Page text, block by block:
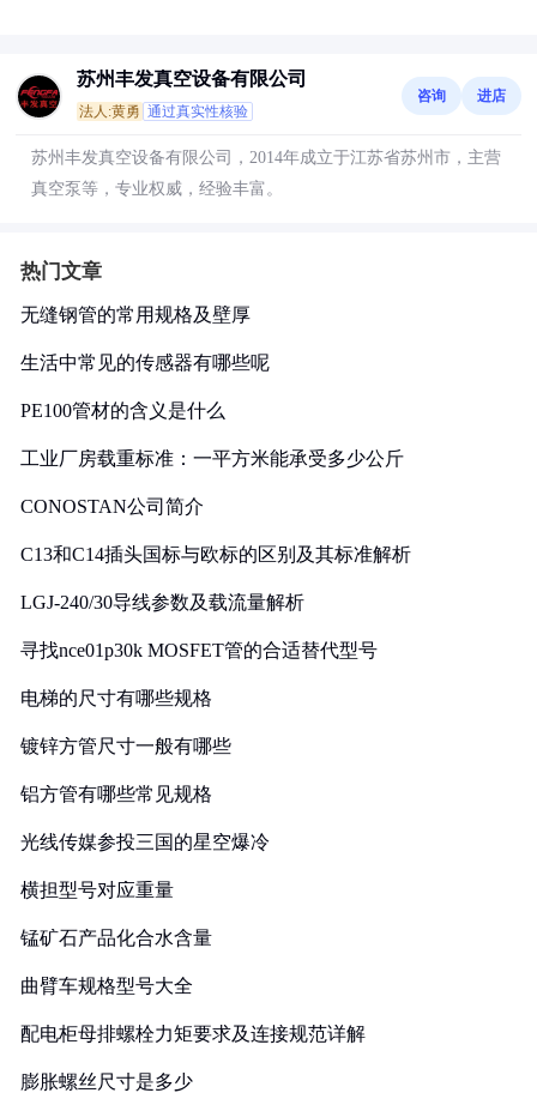
苏州丰发真空设备有限公司
法人:黄勇 通过真实性核验
咨询 进店
苏州丰发真空设备有限公司，2014年成立于江苏省苏州市，主营
真空泵等，专业权威，经验丰富。
热门文章
无缝钢管的常用规格及壁厚
生活中常见的传感器有哪些呢
PE100管材的含义是什么
工业厂房载重标准：一平方米能承受多少公斤
CONOSTAN公司简介
C13和C14插头国标与欧标的区别及其标准解析
LGJ-240/30导线参数及载流量解析
寻找nce01p30k MOSFET管的合适替代型号
电梯的尺寸有哪些规格
镀锌方管尺寸一般有哪些
铝方管有哪些常见规格
光线传媒参投三国的星空爆冷
横担型号对应重量
锰矿石产品化合水含量
曲臂车规格型号大全
配电柜母排螺栓力矩要求及连接规范详解
膨胀螺丝尺寸是多少